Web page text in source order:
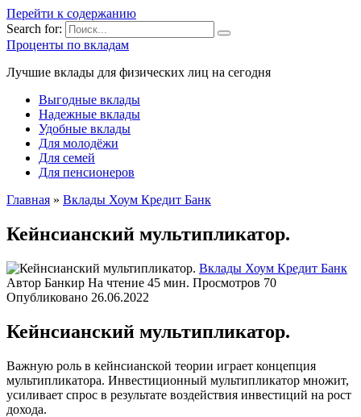
Перейти к содержанию
Search for:
Проценты по вкладам
Лучшие вклады для физических лиц на сегодня
Выгодные вклады
Надежные вклады
Удобные вклады
Для молодёжи
Для семей
Для пенсионеров
Главная » Вклады Хоум Кредит Банк
Кейнсианский мультипликатор.
Вклады Хоум Кредит Банк
Автор Банкир На чтение 45 мин. Просмотров 70
Опубликовано 26.06.2022
Кейнсианский мультипликатор.
Важную роль в кейнсианской теории играет концепция
мультипликатора. Инвестиционный мультипликатор множит,
усиливает спрос в результате воздействия инвестиций на рост
дохода.